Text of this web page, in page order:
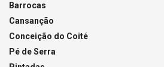
Barrocas
Cansanção
Conceição do Coité
Pé de Serra